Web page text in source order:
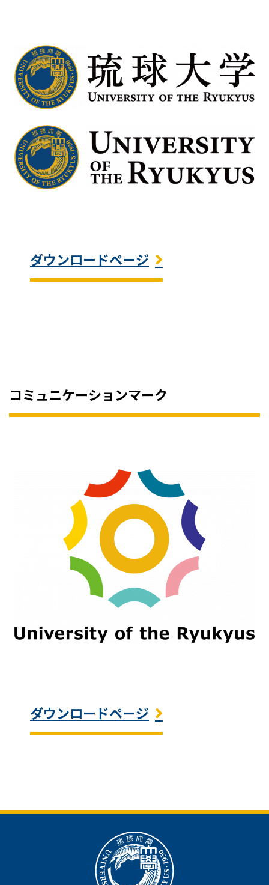
ダウンロードページ
コミュニケーションマーク
ダウンロードページ